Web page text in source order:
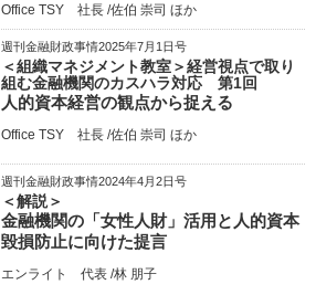
Office TSY 社長 /佐伯 崇司 ほか
週刊金融財政事情2025年7月1日号
＜組織マネジメント教室＞経営視点で取り
組む金融機関のカスハラ対応 第1回
人的資本経営の観点から捉える
Office TSY 社長 /佐伯 崇司 ほか
週刊金融財政事情2024年4月2日号
＜解説＞
金融機関の「女性人財」活用と人的資本
毀損防止に向けた提言
エンライト 代表 /林 朋子